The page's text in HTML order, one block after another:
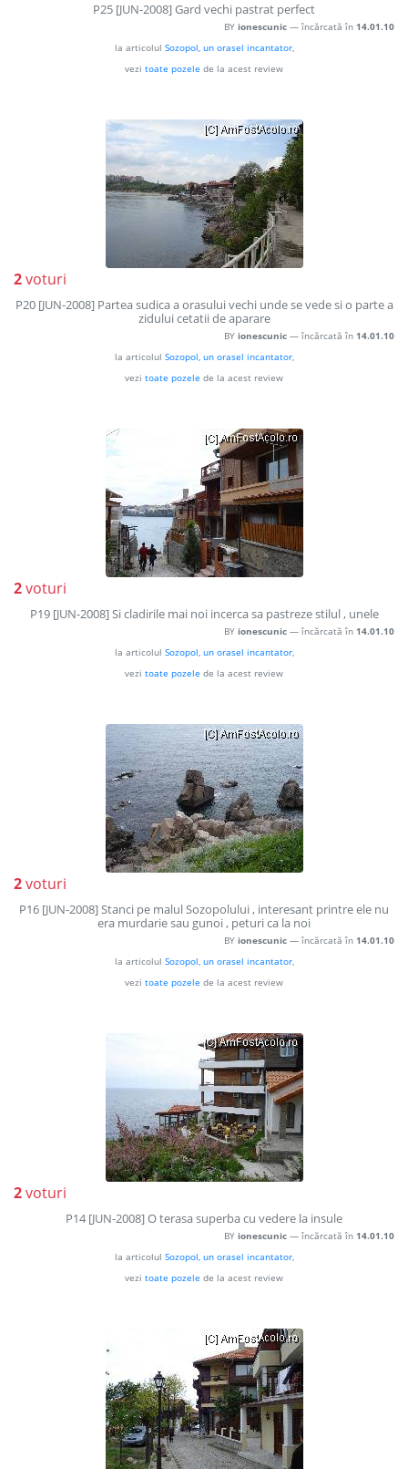
P25 [JUN-2008] Gard vechi pastrat perfect
BY ionescunic — încărcată în 14.01.10
la articolul Sozopol, un orasel incantator,
vezi toate pozele de la acest review
2voturi
P20 [JUN-2008] Partea sudica a orasului vechi unde se vede si o parte a
zidului cetatii de aparare
BY ionescunic — încărcată în 14.01.10
la articolul Sozopol, un orasel incantator,
vezi toate pozele de la acest review
2voturi
P19 [JUN-2008] Si cladirile mai noi incerca sa pastreze stilul , unele
BY ionescunic — încărcată în 14.01.10
la articolul Sozopol, un orasel incantator,
vezi toate pozele de la acest review
2voturi
P16 [JUN-2008] Stanci pe malul Sozopolului , interesant printre ele nu
era murdarie sau gunoi , peturi ca la noi
BY ionescunic — încărcată în 14.01.10
la articolul Sozopol, un orasel incantator,
vezi toate pozele de la acest review
2voturi
P14 [JUN-2008] O terasa superba cu vedere la insule
BY ionescunic — încărcată în 14.01.10
la articolul Sozopol, un orasel incantator,
vezi toate pozele de la acest review